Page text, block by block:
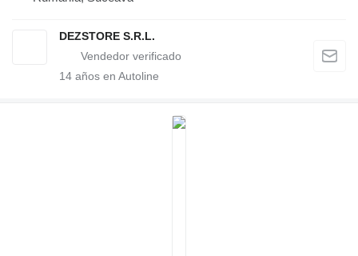
DEZSTORE S.R.L.
14 años en Autoline